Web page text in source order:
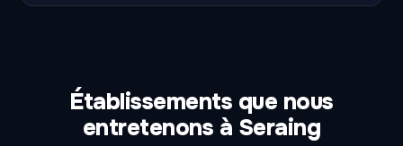
Établissements que nous
entretenons à Seraing